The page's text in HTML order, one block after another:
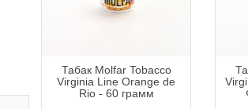
Табак Molfar Tobacco
Virginia Line Orange de
Rio - 60 грамм